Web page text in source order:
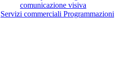
comunicazione visiva
Servizi commerciali Programmazioni